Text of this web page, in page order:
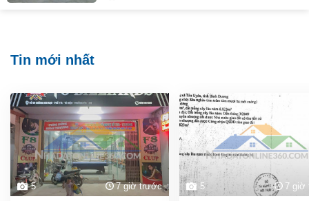
Tin mới nhất
5 7 giờ trước 5 7 giờ